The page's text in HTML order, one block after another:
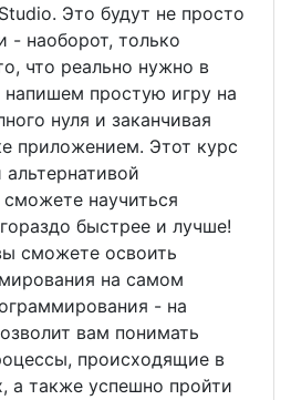
Это будут не просто
- наоборот, только
что реально нужно в
простую игру на
нуля и заканчивая
приложением. Этот курс
альтернативой
научиться
быстрее и лучше!
сможете освоить
на самом
- на
вам понимать
происходящие в
а также успешно пройти